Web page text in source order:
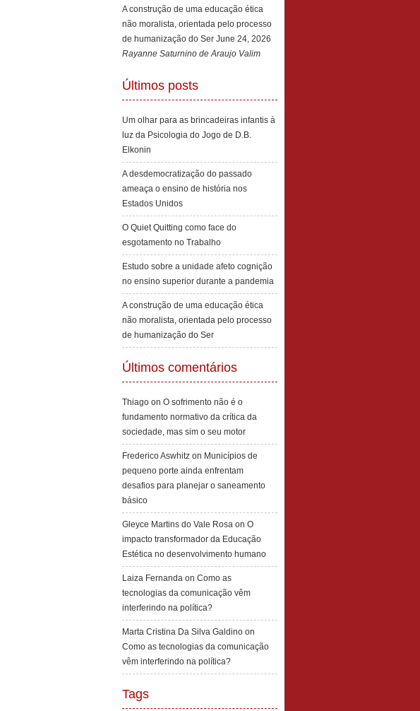
A construção de uma educação ética
não moralista, orientada pelo processo
de humanização do Ser June 24, 2026
Rayanne Saturnino de Araujo Valim
Últimos posts
Um olhar para as brincadeiras infantis à
luz da Psicologia do Jogo de D.B.
Elkonin
A desdemocratização do passado
ameaça o ensino de história nos
Estados Unidos
O Quiet Quitting como face do
esgotamento no Trabalho
Estudo sobre a unidade afeto cognição
no ensino superior durante a pandemia
A construção de uma educação ética
não moralista, orientada pelo processo
de humanização do Ser
Últimos comentários
Thiago on O sofrimento não é o
fundamento normativo da crítica da
sociedade, mas sim o seu motor
Frederico Aswhitz on Municípios de
pequeno porte ainda enfrentam
desafios para planejar o saneamento
básico
Gleyce Martins do Vale Rosa on O
impacto transformador da Educação
Estética no desenvolvimento humano
Laiza Fernanda on Como as
tecnologias da comunicação vêm
interferindo na política?
Marta Cristina Da Silva Galdino on
Como as tecnologias da comunicação
vêm interferindo na política?
Tags